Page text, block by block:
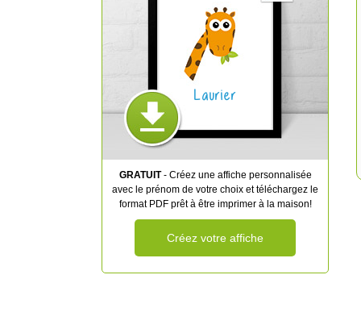
Laurier
GRATUIT- Créez une affiche personnalisée
avec le prénom de votre choix et téléchargez le
format PDF prêt à être imprimer à la maison!
Créez votre affiche